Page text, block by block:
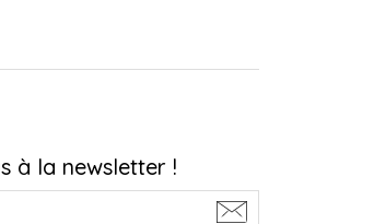
à la newsletter !